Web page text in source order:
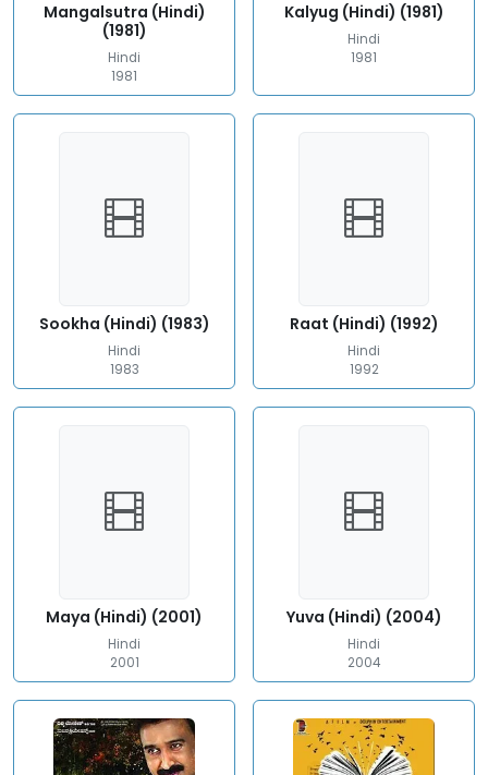
Mangalsutra (Hindi)
(1981)
Hindi
1981
Kalyug (Hindi) (1981)
Hindi
1981
Sookha (Hindi) (1983)
Hindi
1983
Raat (Hindi) (1992)
Hindi
1992
Maya (Hindi) (2001)
Hindi
2001
Yuva (Hindi) (2004)
Hindi
2004